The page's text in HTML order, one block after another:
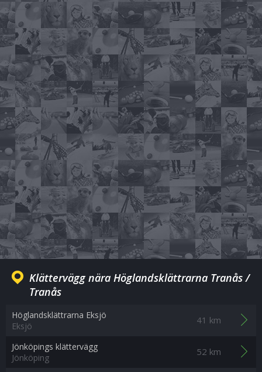
Klättervägg nära Höglandsklättrarna Tranås /
Tranås
Höglandsklättrarna Eksjö
Eksjö
41 km
Jönköpings klättervägg
Jönköping
52 km